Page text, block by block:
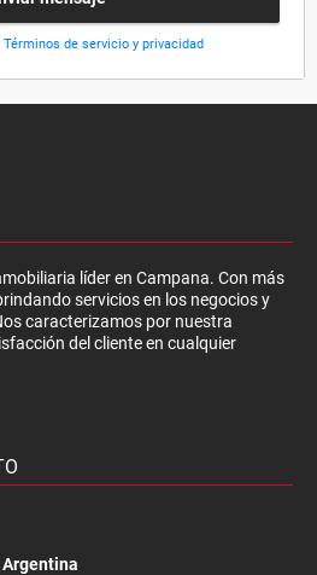
Términos de servicio y privacidad
líder en Campana. Con más
servicios en los negocios y
caracterizamos por nuestra
del cliente en cualquier
Argentina